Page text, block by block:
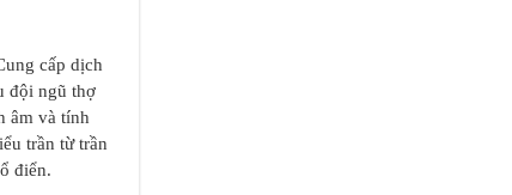
cấp dịch
đội ngũ thợ
âm và tính
trần từ trần
điển.